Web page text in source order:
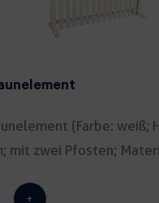
(Farbe: weiß;
mit zwei Pfosten;